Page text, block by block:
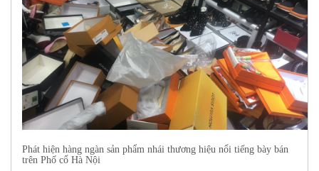
Phát hiện hàng ngàn sản phẩm nhái thương hiệu nổi tiếng bày bán
trên Phố cổ Hà Nội